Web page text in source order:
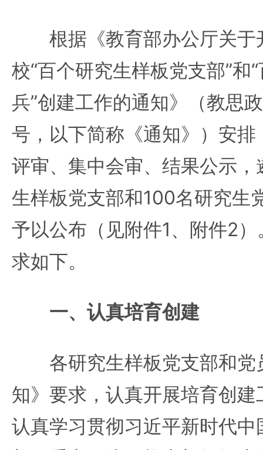
根据《教育部办公厅关于
校“百个研究生样板党支部”和
兵”创建工作的通知》（教思
号，以下简称《通知》）安
评审、集中会审、结果公示
生样板党支部和100名研究生
予以公布（见附件1、附件2
求如下。
一、认真培育创建
各研究生样板党支部和党
知》要求，认真开展培育创
认真学习贯彻习近平新时代